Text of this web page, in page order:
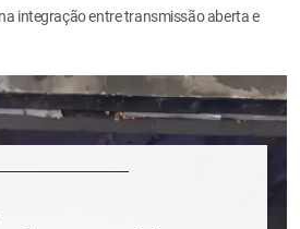
integração entre transmissão aberta e